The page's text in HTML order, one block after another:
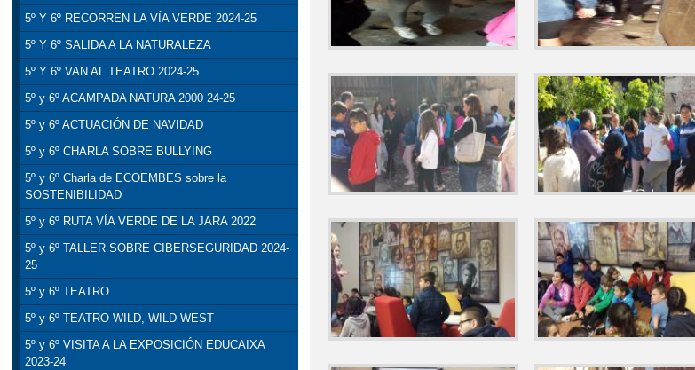
5º Y 6º RECORREN LA VÍA VERDE 2024-25
5º Y 6º SALIDA A LA NATURALEZA
5º Y 6º VAN AL TEATRO 2024-25
5º y 6º ACAMPADA NATURA 2000 24-25
5º y 6º ACTUACIÓN DE NAVIDAD
5º y 6º CHARLA SOBRE BULLYING
5º y 6º Charla de ECOEMBES sobre la
SOSTENIBILIDAD
5º y 6º RUTA VÍA VERDE DE LA JARA 2022
5º y 6º TALLER SOBRE CIBERSEGURIDAD 2024-
25
5º y 6º TEATRO
5º y 6º TEATRO WILD, WILD WEST
5º y 6º VISITA A LA EXPOSICIÓN EDUCAIXA
2023-24